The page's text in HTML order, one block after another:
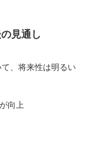
見通し
、将来性は明るい
向上